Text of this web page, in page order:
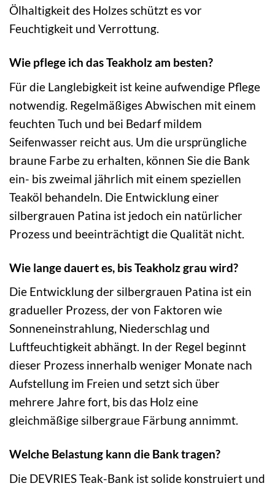
Ölhaltigkeit des Holzes schützt es vor
Feuchtigkeit und Verrottung.
Wie pflege ich das Teakholz am besten?
Für die Langlebigkeit ist keine aufwendige Pflege
notwendig. Regelmäßiges Abwischen mit einem
feuchten Tuch und bei Bedarf mildem
Seifenwasser reicht aus. Um die ursprüngliche
braune Farbe zu erhalten, können Sie die Bank
ein- bis zweimal jährlich mit einem speziellen
Teaköl behandeln. Die Entwicklung einer
silbergrauen Patina ist jedoch ein natürlicher
Prozess und beeinträchtigt die Qualität nicht.
Wie lange dauert es, bis Teakholz grau wird?
Die Entwicklung der silbergrauen Patina ist ein
gradueller Prozess, der von Faktoren wie
Sonneneinstrahlung, Niederschlag und
Luftfeuchtigkeit abhängt. In der Regel beginnt
dieser Prozess innerhalb weniger Monate nach
Aufstellung im Freien und setzt sich über
mehrere Jahre fort, bis das Holz eine
gleichmäßige silbergraue Färbung annimmt.
Welche Belastung kann die Bank tragen?
Die DEVRIES Teak-Bank ist solide konstruiert und